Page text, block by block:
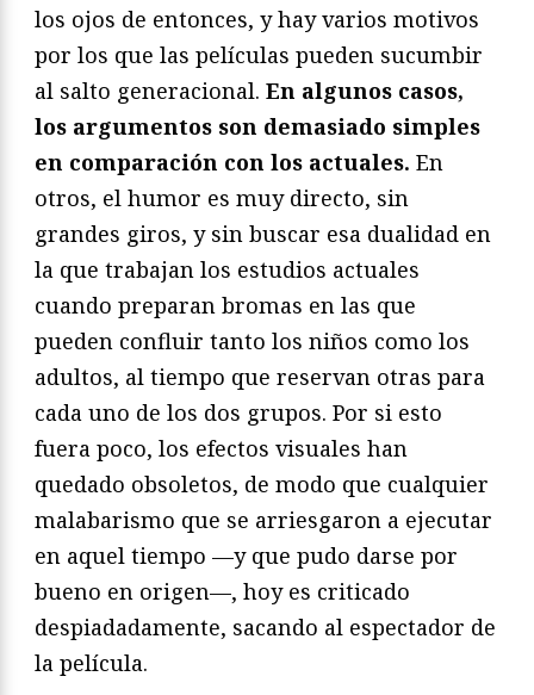
los ojos de entonces, y hay varios motivos
por los que las películas pueden sucumbir
al salto generacional. En algunos casos,
los argumentos son demasiado simples
en comparación con los actuales. En
otros, el humor es muy directo, sin
grandes giros, y sin buscar esa dualidad en
la que trabajan los estudios actuales
cuando preparan bromas en las que
pueden confluir tanto los niños como los
adultos, al tiempo que reservan otras para
cada uno de los dos grupos. Por si esto
fuera poco, los efectos visuales han
quedado obsoletos, de modo que cualquier
malabarismo que se arriesgaron a ejecutar
en aquel tiempo —y que pudo darse por
bueno en origen—, hoy es criticado
despiadadamente, sacando al espectador de
la película.